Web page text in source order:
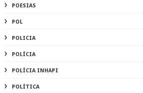
POESIAS
POL
POLICIA
POLÍCIA
POLÍCIA INHAPI
POLÍTICA